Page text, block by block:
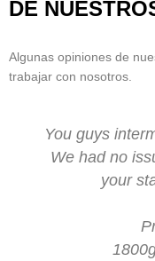
DE
Algunas opiniones de
trabajar con nosotros.
You guys
We had no
your